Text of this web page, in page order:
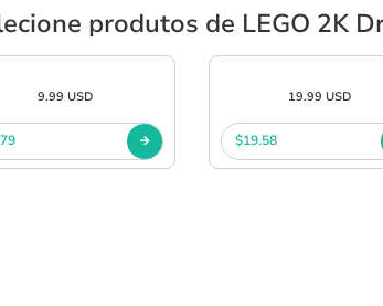
produtos de LEGO 2K
9.99 USD 19.99 USD
$19.58